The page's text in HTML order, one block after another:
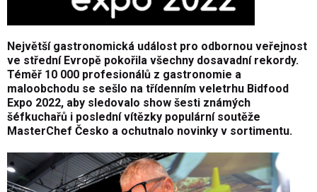
Největší gastronomická událost pro odbornou veřejnost
ve střední Evropě pokořila všechny dosavadní rekordy.
Téměř 10 000 profesionálů z gastronomie a
maloobchodu se sešlo na třídenním veletrhu Bidfood
Expo 2022, aby sledovalo show šesti známých
šéfkuchařů i poslední vítězky populární soutěže
MasterChef Česko a ochutnalo novinky v sortimentu.